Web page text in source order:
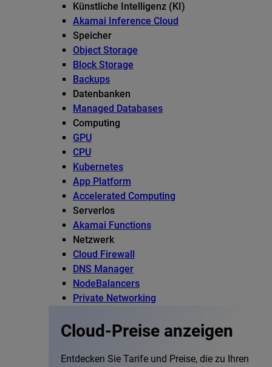
Künstliche Intelligenz (KI)
Akamai Inference Cloud
Speicher
Object Storage
Block Storage
Backups
Datenbanken
Managed Databases
Computing
GPU
CPU
Kubernetes
App Platform
Accelerated Computing
Serverlos
Akamai Functions
Netzwerk
Cloud Firewall
DNS Manager
NodeBalancers
Private Networking
Cloud-Preise anzeigen
Entdecken Sie Tarife und Preise, die zu Ihren